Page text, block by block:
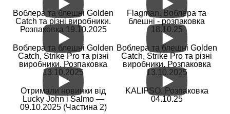
#а107-60
В наявності
Маг: 14 шт Базар: 2 шт Склад: 300 шт
16 грн 316 шт.
КУПИТИ
Годівниця Кавун не фарбована, 60г
Воблера та блешні Golden
Catch та різні виробники.
Розпаковка 19.10.2025
Flagman. Воблера та
блешні - розпаковка
18.10.25
Воблера та блешні Golden
Catch, Strike Pro та різні
виробники. Розпаковка
13.10.2025
Воблера та блешні Golden
Catch, Strike Pro та різні
виробники. Розпаковка
13.10.2025
Отримали новинки від
Lucky John і Salmo —
09.10.2025 (Частина 2)
KALIPSO. Розпаковка
04.10.25